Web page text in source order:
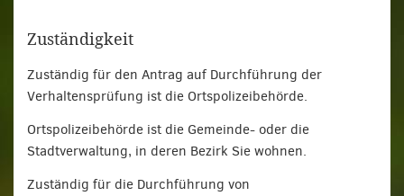
Zuständigkeit
Zuständig für den Antrag auf Durchführung der
Verhaltensprüfung ist die Ortspolizeibehörde.
Ortspolizeibehörde ist die Gemeinde- oder die
Stadtverwaltung, in deren Bezirk Sie wohnen.
Zuständig für die Durchführung von